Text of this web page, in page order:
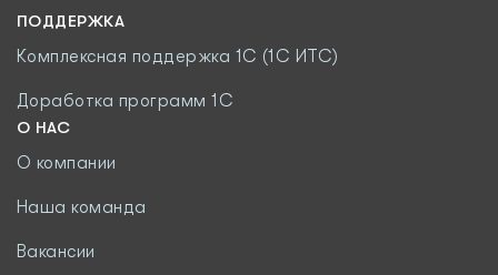
ПОДДЕРЖКА
Комплексная поддержка 1С (1С ИТС)
Доработка программ 1С
О НАС
О компании
Наша команда
Вакансии